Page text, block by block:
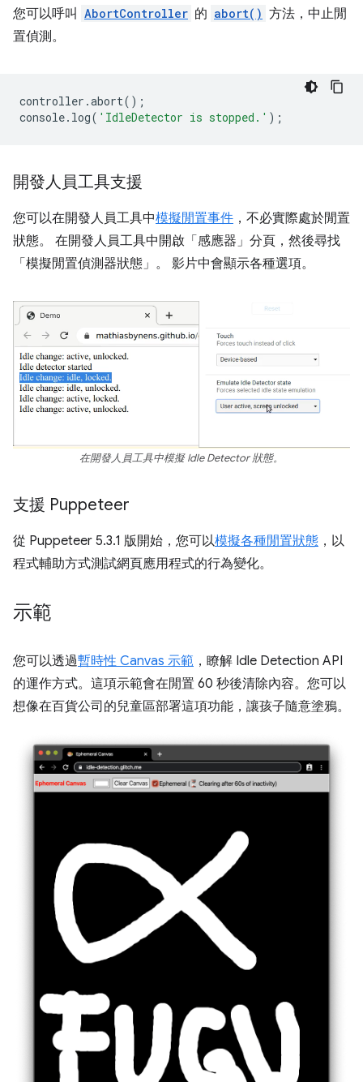
您可以呼叫 AbortController 的 abort() 方法，中止閒
置偵測。
controller .abort();
console. log( 'IdleDetector is stopped.' );
開發人員工具支援
您可以在開發人員工具中模擬閒置事件 ，不必實際處於閒置
狀態。 在開發人員工具中開啟「感應器」 分頁，然後尋找
「模擬閒置偵測器狀態」 。 影片中會顯示各種選項。
在開發人員工具中模擬 Idle Detector 狀態。
支援 Puppeteer
從 Puppeteer 5.3.1 版開始，您可以模擬各種閒置狀態 ，以
程式輔助方式測試網頁應用程式的行為變化。
示範
您可以透過暫時性 Canvas 示範 ，瞭解 Idle Detection API
的運作方式。這項示範會在閒置 60 秒後清除內容。您可以
想像在百貨公司的兒童區部署這項功能，讓孩子隨意塗鴉。